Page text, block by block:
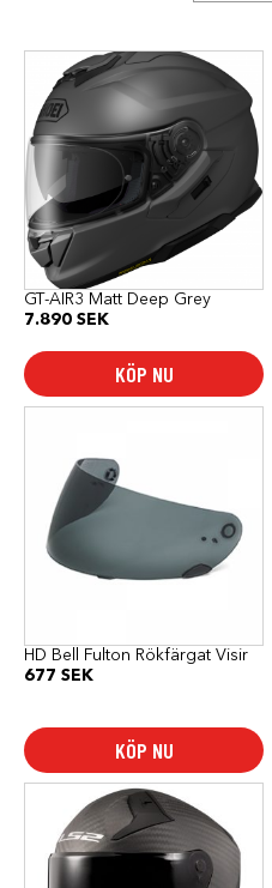
GT-AIR3 Matt Deep Grey
7.890 SEK
KÖP NU
produkten
har
flera
varianter.
De
olika
alternativen
kan
väljas
på
produktsidan
HD Bell Fulton Rökfärgat Visir
677 SEK
KÖP NU
produkten
flera